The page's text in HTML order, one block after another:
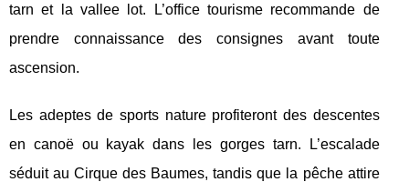
tarn et la vallee lot. L’office tourisme recommande de
prendre connaissance des consignes avant toute
ascension.
Les adeptes de sports nature profiteront des descentes
en canoë ou kayak dans les gorges tarn. L’escalade
séduit au Cirque des Baumes, tandis que la pêche attire